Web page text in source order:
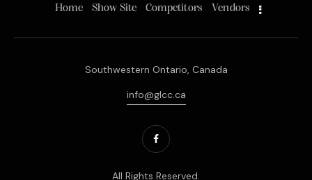
Home Show Site Competitors Vendors
Southwestern Ontario, Canada
info@glcc.ca
All Rights Reserved.